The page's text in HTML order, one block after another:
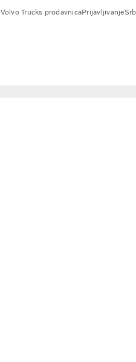
Volvo Trucks prodavnicaPrijavljivanje